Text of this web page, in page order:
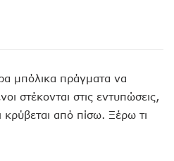
μπόλικα πράγματα να
στέκονται στις εντυπώσεις,
από πίσω. Ξέρω τι